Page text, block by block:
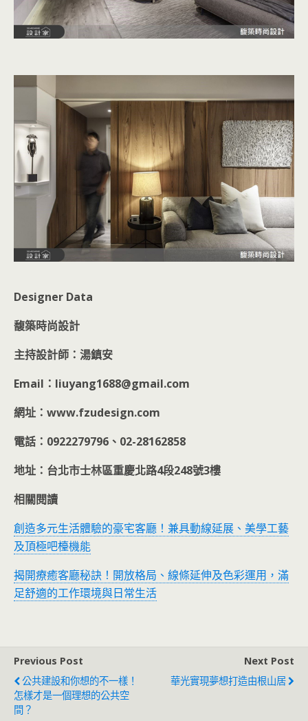
Designer Data
馥築時尚設計
主持設計師：湯鎮安
Email：liuyang1688@gmail.com
網址：www.fzudesign.com
電話：0922279796、02-28162858
地址：台北市士林區重慶北路4段248號3樓
相關閱讀
創造多元生活體驗的豪宅客廳！兼具動線延展、美學工藝
及頂極吧檯機能
揭開療癒客廳秘訣！開放格局、線條延伸及色彩運用，滿
足舒適的工作環境與日常生活
Previous Post
公共建設和你想的不一樣！
怎樣才是一個理想的公共空
間？
Next Post
華光實現夢想打造由根山居